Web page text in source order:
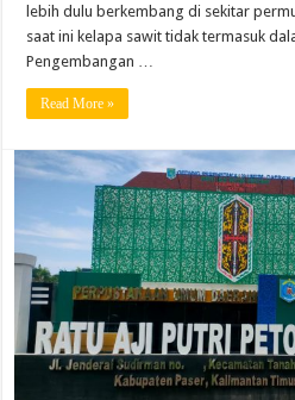
lebih dulu berkembang di sekitar
saat ini kelapa sawit tidak termasuk
Pengembangan …
Read More »